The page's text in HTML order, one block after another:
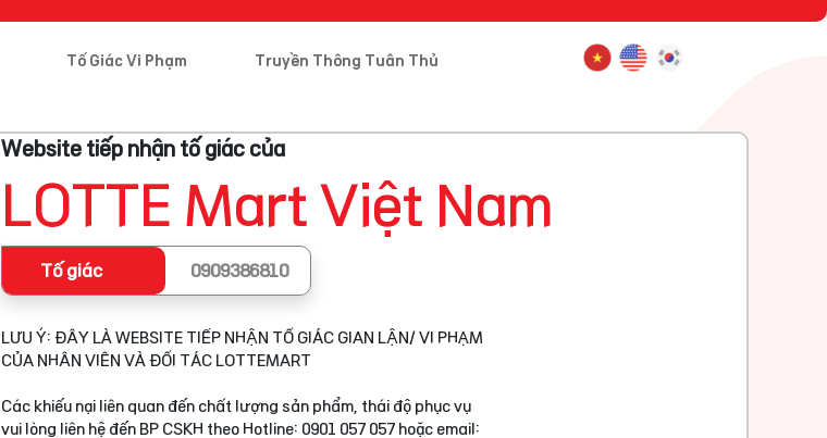
Tố Giác Vi Phạm Truyền Thông Tuân Thủ
Website tiếp nhận tố giác của
LOTTE Mart Việt Nam
Tố giác 0909386810
LƯU Ý: ĐÂY LÀ WEBSITE TIẾP NHẬN TỐ GIÁC GIAN LẬN/ VI PHẠM
CỦA NHÂN VIÊN VÀ ĐỐI TÁC LOTTEMART
Các khiếu nại liên quan đến chất lượng sản phẩm, thái độ phục vụ
vui lòng liên hệ đến BP CSKH theo Hotline: 0901 057 057 hoặc email: